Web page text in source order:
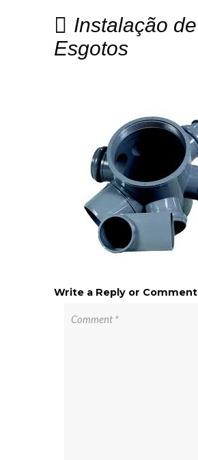
Instalação de
Esgotos
Write a Reply or Comment